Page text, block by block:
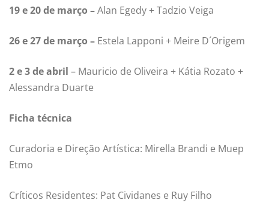
19 e 20 de março –Alan Egedy + Tadzio Veiga
26 e 27 de março – Estela Lapponi + Meire D´Origem
2 e 3 de abril – Mauricio de Oliveira + Kátia Rozato +
Alessandra Duarte
Ficha técnica
Curadoria e Direção Artística: Mirella Brandi e Muep
Etmo
Críticos Residentes: Pat Cividanes e Ruy Filho